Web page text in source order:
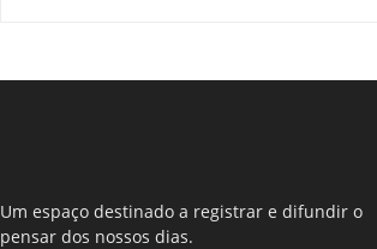
Um espaço destinado a registrar e difundir o
pensar dos nossos dias.